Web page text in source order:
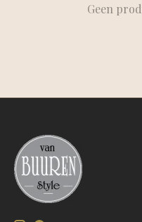
Geen